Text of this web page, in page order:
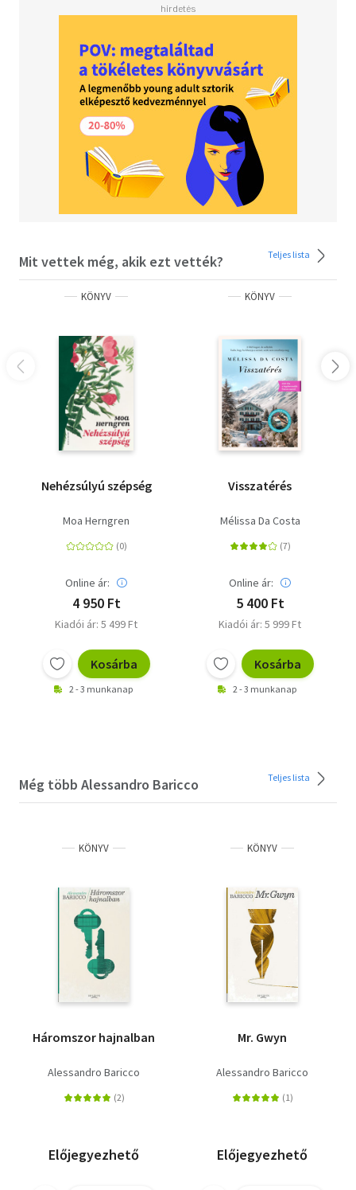
Mit vettek még, akik ezt vették? Teljes lista
KÖNYV
Nehézsúlyú szépség
Moa Herngren
Online ár:
4 950 Ft
Kiadói ár: 5 499 Ft
Kosárba
2 - 3 munkanap
KÖNYV
Visszatérés
Mélissa Da Costa
Online ár:
5 400 Ft
Kiadói ár: 5 999 Ft
Kosárba
2 - 3 munkanap
Még több Alessandro Baricco Teljes lista
KÖNYV
Háromszor hajnalban
Alessandro Baricco
Előjegyezhető
KÖNYV
Mr. Gwyn
Alessandro Baricco
Előjegyezhető